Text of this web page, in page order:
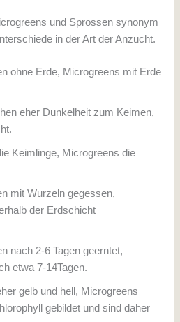
und Sprossen synonym
in der Art der Anzucht.
ohne Erde, Microgreens mit Erde
eher Dunkelheit zum Keimen,
Keimlinge, Microgreens die
mit Wurzeln gegessen,
der Erdschicht
nach 2-6 Tagen geerntet,
etwa 7-14Tagen.
gelb und hell, Microgreens
gebildet und sind daher